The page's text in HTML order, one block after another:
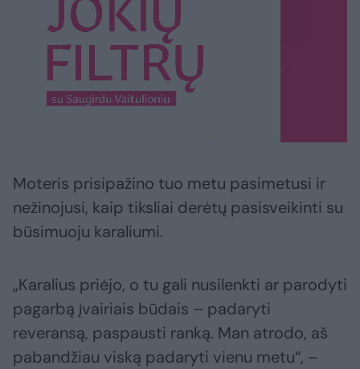
Moteris prisipažino tuo metu pasimetusi ir
nežinojusi, kaip tiksliai derėtų pasisveikinti su
būsimuoju karaliumi.
„Karalius priėjo, o tu gali nusilenkti ar parodyti
pagarbą įvairiais būdais – padaryti
reveransą, paspausti ranką. Man atrodo, aš
pabandžiau viską padaryti vienu metu“, –